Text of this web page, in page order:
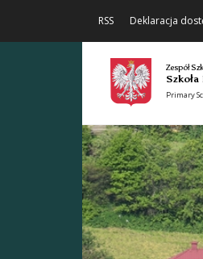
RSS Deklaracja
Zespół
Primary